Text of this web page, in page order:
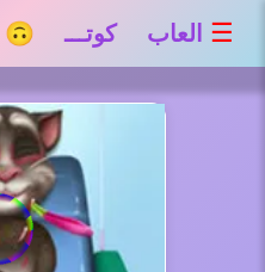
☰ العاب كوتـــ 🙃